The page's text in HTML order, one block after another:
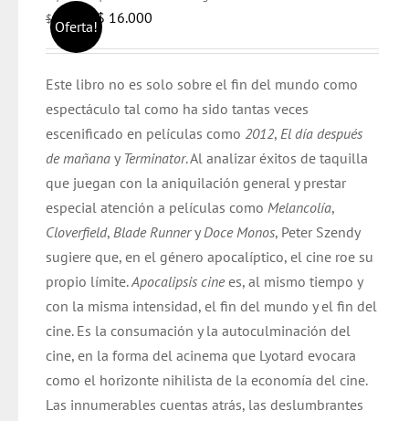
Oferta!
$17.000
El
precio
era:
$ 17.000.
$ 16.000
es:
$ 16.000.
Este libro no es solo sobre el fin del mundo como
espectáculo tal como ha sido tantas veces
escenificado en películas como 2012, El día después
de mañana y Terminator. Al analizar éxitos de taquilla
que juegan con la aniquilación general y prestar
especial atención a películas como Melancolía,
Cloverfield, Blade RunneryDoce Monos, Peter Szendy
sugiere que, en el género apocalíptico, el cine roe su
propio límite.Apocalipsis cinees, al mismo tiempo y
con la misma intensidad, el fin del mundo y el fin del
cine. Es la consumación y la autoculminación del
cine, en la forma del acinema que Lyotard evocara
como el horizonte nihilista de la economía del cine.
Las innumerables cuentas atrás, las deslumbrantes